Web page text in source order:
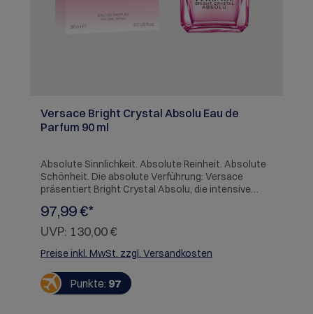
Versace Bright Crystal Absolu Eau de
Parfum 90 ml
Absolute Sinnlichkeit. Absolute Reinheit. Absolute
Schönheit. Die absolute Verführung: Versace
präsentiert Bright Crystal Absolu, die intensive
die die Essenz leuchtender Kristalle ins absolute
gesteigert wurde. Ein Duft, der umso betörender
wirkt, da man seine olfaktorische Konzentration
verstärkte und so dessen nachhaltiges
deren Weiblichkeit die zeitlose und verführerische
Kraft von Bright Crystal unte rstreicht - perfekt
97,99 €*
UVP: 130,00 €
Preise inkl. MwSt. zzgl. Versandkosten
Punkte: 97